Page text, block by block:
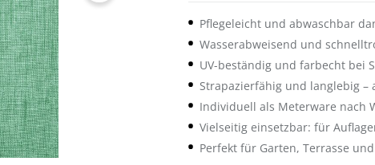
Pflegeleicht und abwaschbar
Wasserabweisend und
UV-beständig und farbecht bei
Strapazierfähig und langlebig –
Individuell als Meterware nach
Vielseitig einsetzbar: für
Perfekt für Garten, Terrasse